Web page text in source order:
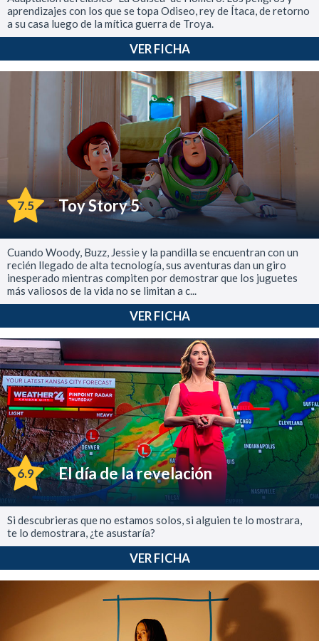
aprendizajes con los que se topa Odiseo, rey de Ítaca, de retorno
a su casa luego de la mítica guerra de Troya.
VER FICHA
7.5 Toy Story 5
Cuando Woody, Buzz, Jessie y la pandilla se encuentran con un
recién llegado de alta tecnología, sus aventuras dan un giro
inesperado mientras compiten por demostrar que los juguetes
más valiosos de la vida no se limitan a c...
VER FICHA
6.9 El día de la revelación
Si descubrieras que no estamos solos, si alguien te lo mostrara,
te lo demostrara, ¿te asustaría?
VER FICHA